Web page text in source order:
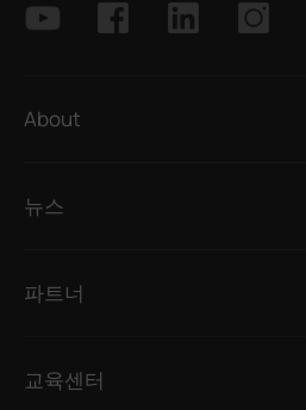
About
뉴스
파트너
교육센터